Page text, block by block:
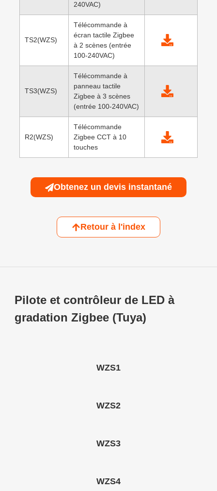
240VAC)
TS2(WZS)
Télécommande à
écran tactile Zigbee
à 2 scènes (entrée
100-240VAC)
TS3(WZS)
Télécommande à
panneau tactile
Zigbee à 3 scènes
(entrée 100-240VAC)
R2(WZS)
Télécommande
Zigbee CCT à 10
touches
Obtenez un devis instantané
Retour à l'index
Pilote et contrôleur de LED à
gradation Zigbee (Tuya)
WZS1
WZS2
WZS3
WZS4